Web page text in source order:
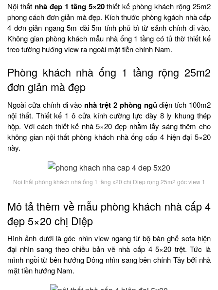
Nội thất nhà đẹp 1 tầng 5×20thiết kế phòng khách rộng 25m2
phong cách đơn giản mà đẹp. Kích thước phòng kgách nhà cấp
4 đơn giản ngang 5m dài 5m tính phủ bì từ sảnh chính đi vào.
Không gian phòng khách mẫu nhà ống 1 tầng có tủ thờ thiết kế
treo tường hướng view ra ngoài mặt tiền chính Nam.
Phòng khách nhà ống 1 tầng rộng 25m2
đơn giản mà đẹp
Ngoài cửa chính đi vào nhà trệt 2 phòng ngủdiện tích 100m2
nội thất. Thiết kế 1 ô cửa kính cường lực dày 8 ly khung thép
hộp. Với cách thiết kế nhà 5×20 đẹp nhằm lấy sáng thêm cho
không gian nội thất phòng khách nhà ống cấp 4 hiện đại 5×20
này.
Nội thất phòng khách nhà ống 1 tầng x20 chị Diệp rộng 25m2 góc view 1
Mô tả thêm về mẫu phòng khách nhà cấp 4
đẹp 5×20 chị Diệp
Hình ảnh dưới là góc nhìn view ngang từ bộ bàn ghế sofa hiện
đại nhìn sang theo chiều bản vẽ nhà cấp 4 5×20 trệt. Tức là
mình ngồi từ bên hướng Đông nhìn sang bên chính Tây bởi nhà
mặt tiền hướng Nam.